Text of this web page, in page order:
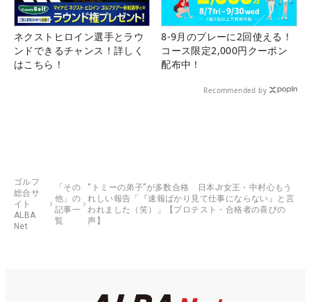
ネクストヒロイン選手とラウ
ンドできるチャンス！詳しく
はこちら！
8-9月のプレーに2回使える！
コース限定2,000円クーポン
配布中！
Recommended by
ゴルフ
総合サ
イト
ALBA
Net
「その
他」の
記事一
覧
“トミーの弟子”が多数合格 日本Jr女王・中村心もう
れしい報告「『速報ばかり見て仕事にならない』と言
われました（笑）」【プロテスト・合格者の喜びの
声】